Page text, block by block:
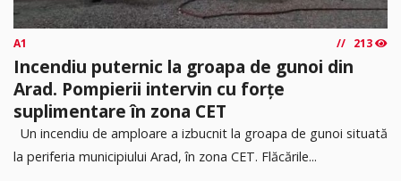
A1 213
Incendiu puternic la groapa de gunoi din
Arad. Pompierii intervin cu forțe
suplimentare în zona CET
Un incendiu de amploare a izbucnit la groapa de gunoi situată
la periferia municipiului Arad, în zona CET. Flăcările...